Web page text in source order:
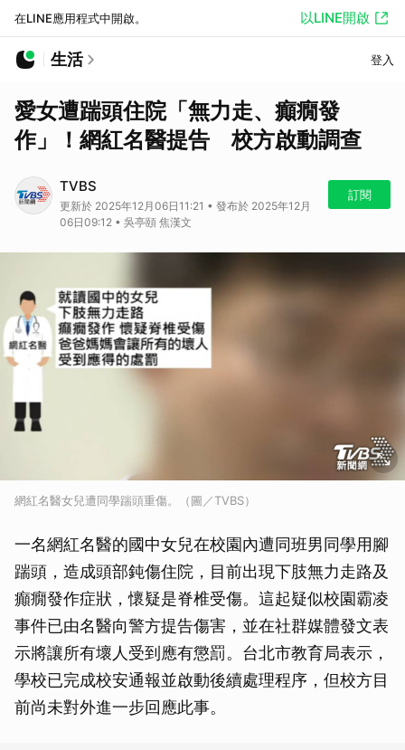
在LINE應用程式中開啟。 以LINE開啟
生活 登入
愛女遭踹頭住院「無力走、癲癇發
作」！網紅名醫提告 校方啟動調查
TVBS
更新於 2025年12月06日11:21 • 發布於 2025年12月
06日09:12 • 吳亭頤 焦漢文
訂閱
網紅名醫女兒遭同學踹頭重傷。（圖／TVBS）
一名網紅名醫的國中女兒在校園內遭同班男同學用腳
踹頭，造成頭部鈍傷住院，目前出現下肢無力走路及
癲癇發作症狀，懷疑是脊椎受傷。這起疑似校園霸凌
事件已由名醫向警方提告傷害，並在社群媒體發文表
示將讓所有壞人受到應有懲罰。台北市教育局表示，
學校已完成校安通報並啟動後續處理程序，但校方目
前尚未對外進一步回應此事。